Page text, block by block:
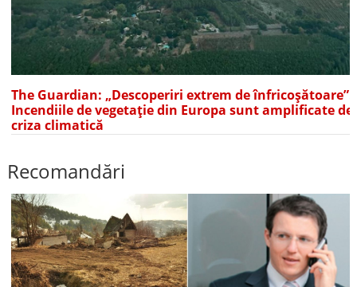
The Guardian: „Descoperiri extrem de înfricoșătoare”.
Incendiile de vegetație din Europa sunt amplificate de
criza climatică
Recomandări